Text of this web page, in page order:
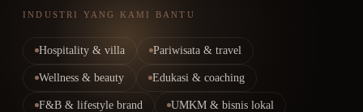
INDUSTRI YANG KAMI BANTU
Hospitality & villa Pariwisata & travel
Wellness & beauty Edukasi & coaching
F&B & lifestyle brand UMKM & bisnis lokal